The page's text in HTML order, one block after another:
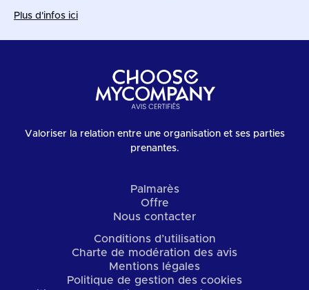
Plus d'infos ici
Valoriser la relation entre une organisation et ses parties
prenantes.
Palmarès
Offre
Nous contacter
Conditions d’utilisation
Charte de modération des avis
Mentions légales
Politique de gestion des cookies